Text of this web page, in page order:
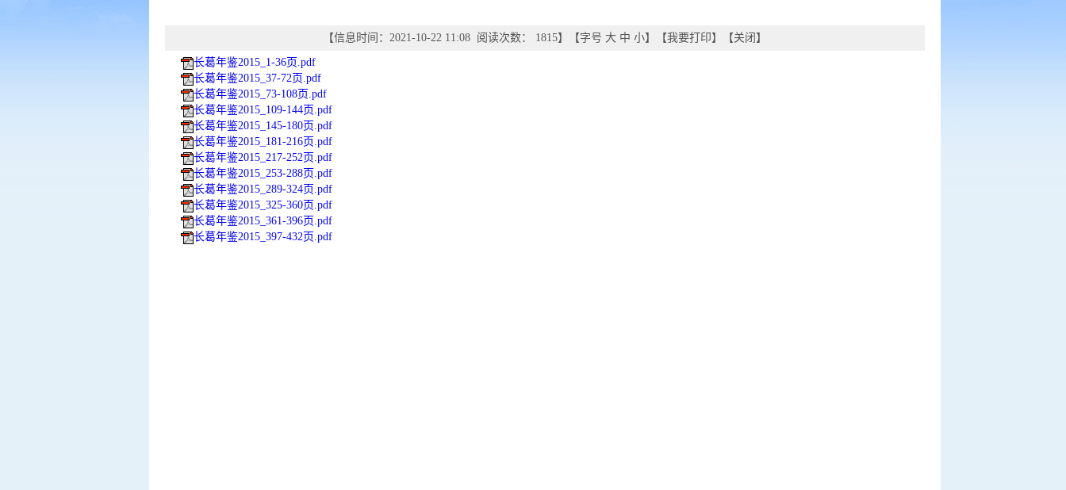
【信息时间：2021-10-22 11:08 阅读次数： 1815】【字号 大 中 小】【我要打印】【关闭 】
长葛年鉴2015_1-36页.pdf
长葛年鉴2015_37-72页.pdf
长葛年鉴2015_73-108页.pdf
长葛年鉴2015_109-144页.pdf
长葛年鉴2015_145-180页.pdf
长葛年鉴2015_181-216页.pdf
长葛年鉴2015_217-252页.pdf
长葛年鉴2015_253-288页.pdf
长葛年鉴2015_289-324页.pdf
长葛年鉴2015_325-360页.pdf
长葛年鉴2015_361-396页.pdf
长葛年鉴2015_397-432页.pdf